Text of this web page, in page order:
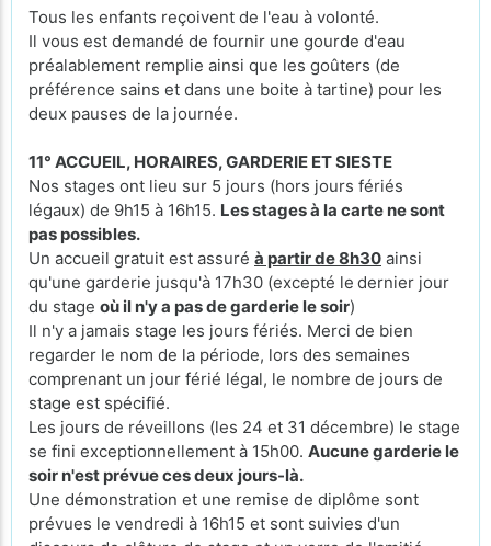
Tous les enfants reçoivent de l'eau à volonté.
Il vous est demandé de fournir une gourde d'eau
préalablement remplie ainsi que les goûters (de
préférence sains et dans une boite à tartine) pour les
deux pauses de la journée.
11° ACCUEIL, HORAIRES, GARDERIE ET SIESTE
Nos stages ont lieu sur 5 jours (hors jours fériés
légaux) de 9h15 à 16h15. Les stages à la carte ne sont
pas possibles.
Un accueil gratuit est assuré à partir de 8h30 ainsi
qu'une garderie jusqu'à 17h30 (excepté le dernier jour
du stage où il n'y a pas de garderie le soir)
Il n'y a jamais stage les jours fériés. Merci de bien
regarder le nom de la période, lors des semaines
comprenant un jour férié légal, le nombre de jours de
stage est spécifié.
Les jours de réveillons (les 24 et 31 décembre) le stage
se fini exceptionnellement à 15h00. Aucune garderie le
soir n'est prévue ces deux jours-là.
Une démonstration et une remise de diplôme sont
prévues le vendredi à 16h15 et sont suivies d'un